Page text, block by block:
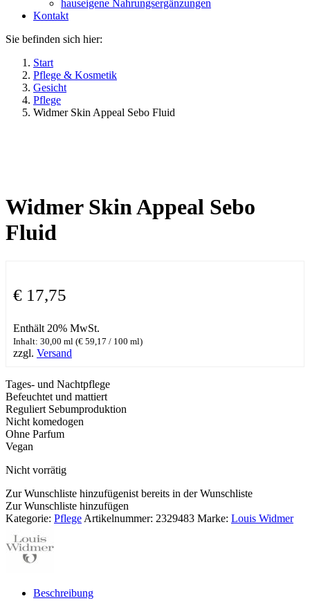
hauseigene Nahrungsergänzungen
Kontakt
Sie befinden sich hier:
Start
Pflege & Kosmetik
Gesicht
Pflege
Widmer Skin Appeal Sebo Fluid
Widmer Skin Appeal Sebo
Fluid
€ 17,75
Enthält 20% MwSt.
Inhalt: 30,00 ml (€ 59,17 / 100 ml)
zzgl. Versand
Tages- und Nachtpflege
Befeuchtet und mattiert
Reguliert Sebumproduktion
Nicht komedogen
Ohne Parfum
Vegan
Nicht vorrätig
Zur Wunschliste hinzufügenist bereits in der Wunschliste
Zur Wunschliste hinzufügen
Kategorie: Pflege Artikelnummer: 2329483 Marke: Louis Widmer
Beschreibung